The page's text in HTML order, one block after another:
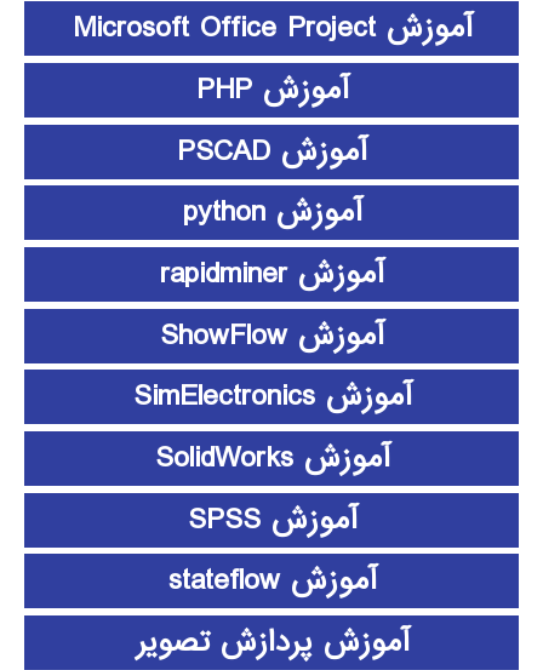
آموزش Microsoft Office Project
آموزش PHP
آموزش PSCAD
آموزش python
آموزش rapidminer
آموزش ShowFlow
آموزش SimElectronics
آموزش SolidWorks
آموزش SPSS
آموزش stateflow
آموزش پردازش تصویر